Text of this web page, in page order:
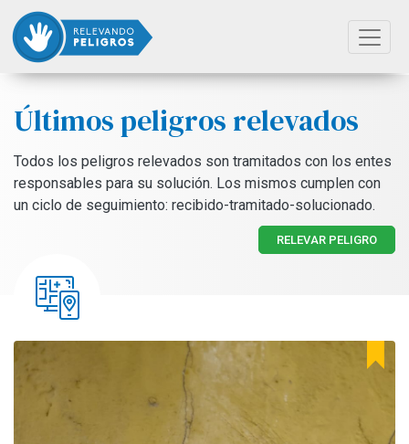
Últimos peligros relevados
Todos los peligros relevados son tramitados con los entes
responsables para su solución. Los mismos cumplen con
un ciclo de seguimiento: recibido-tramitado-solucionado.
RELEVAR PELIGRO